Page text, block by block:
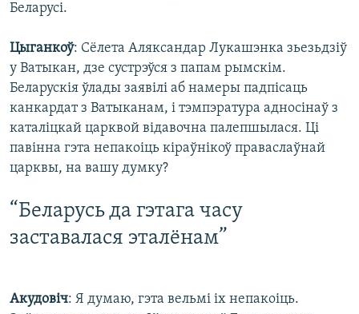
Беларусі.
Цыганкоў: Сёлета Аляксандар Лукашэнка зьезьдзіў
у Ватыкан, дзе сустрэўся з папам рымскім.
Беларускія ўлады заявілі аб намеры падпісаць
канкардат з Ватыканам, і тэмпэратура адносінаў з
каталіцкай царквой відавочна палепшылася. Ці
павінна гэта непакоіць кіраўнікоў праваслаўнай
царквы, на вашу думку?
“Беларусь да гэтага часу
заставалася эталёнам”
Акудовіч: Я думаю, гэта вельмі іх непакоіць.